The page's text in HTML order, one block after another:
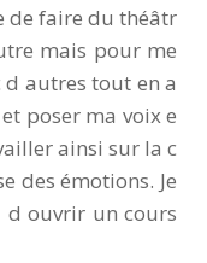
de faire du théâtr
mais pour me
autres tout en a
poser ma voix e
ainsi sur la c
des émotions. Je
d ouvrir un cours